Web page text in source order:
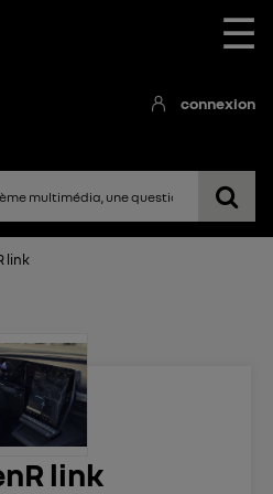
☰
connexion
link
link